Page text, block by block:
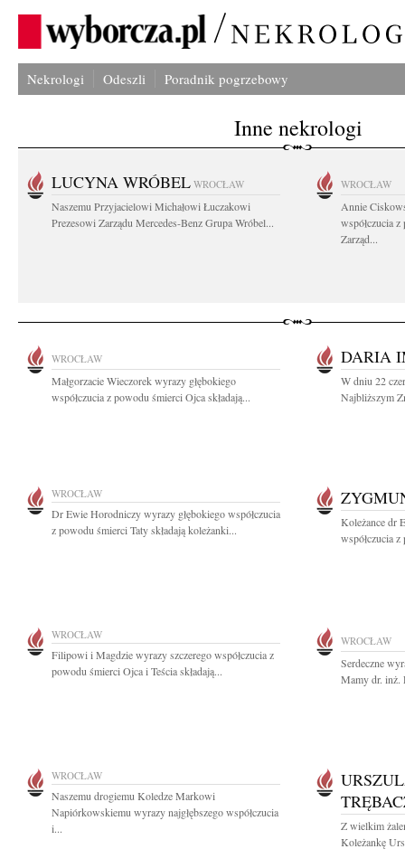
Nekrologi Odeszli Poradnik pogrzebowy
Inne nekrologi
LUCYNA WRÓBEL WROCŁAW
Naszemu Przyjacielowi Michałowi Łuczakowi
Prezesowi Zarządu Mercedes-Benz Grupa Wróbel...
WROCŁAW
Annie
współczucia
Zarząd...
WROCŁAW
Małgorzacie Wieczorek wyrazy głębokiego
współczucia z powodu śmierci Ojca składają...
DARIA
W dniu 22
Najbliższym
WROCŁAW
Dr Ewie Horodniczy wyrazy głębokiego współczucia
z powodu śmierci Taty składają koleżanki...
Koleżance dr
współczucia
WROCŁAW
Filipowi i Magdzie wyrazy szczerego współczucia z
powodu śmierci Ojca i Teścia składają...
WROCŁAW
Serdeczne
Mamy dr. inż.
WROCŁAW
Naszemu drogiemu Koledze Markowi
Napiórkowskiemu wyrazy najgłębszego współczucia
i...
Z wielkim
Koleżankę